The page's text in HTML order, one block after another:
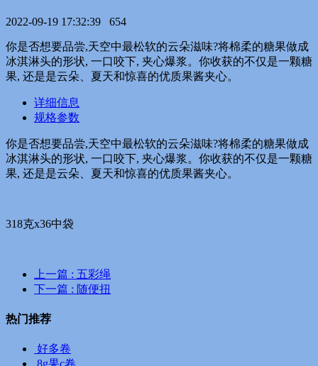
2022-09-19 17:32:39 654
你是否想要品尝,天空中最松软的云朵滋味?将棉柔的糖果做成
冰淇淋头的形状, 一口咬下, 夹心爆浆。你收获的不仅是一颗糖
果, 还是是云朵、夏天和惊喜的优质果酱夹心。
详细信息
规格参数
你是否想要品尝,天空中最松软的云朵滋味?将棉柔的糖果做成
冰淇淋头的形状, 一口咬下, 夹心爆浆。你收获的不仅是一颗糖
果, 还是是云朵、夏天和惊喜的优质果酱夹心。
318克x36中袋
上一篇 : 五彩绳
下一篇 : 随便扭
热门推荐
好多卷